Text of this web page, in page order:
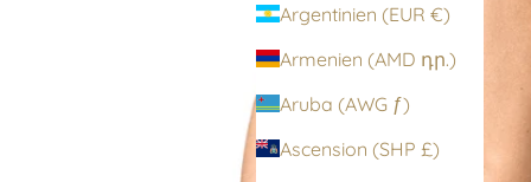
Argentinien (EUR €)
Armenien (AMD դր.)
Aruba (AWG ƒ)
Ascension (SHP £)